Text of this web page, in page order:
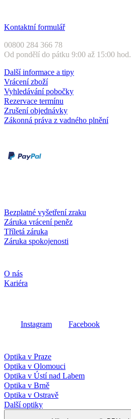
Kontaktní formulář
00800 284 366 78
Od pondělí do pátku 9:00 až 15:00 hod.
Další informace a tipy
Vrácení zboží
Vyhledávání pobočky
Rezervace termínu
Zrušení objednávky
Zákonná práva z vadného plnění
Bezplatné vyšetření zraku
Záruka vrácení peněz
Tříletá záruka
Záruka spokojenosti
O nás
Kariéra
Instagram Facebook
Optika v Praze
Optika v Olomouci
Optika v Ústí nad Labem
Optika v Brně
Optika v Ostravě
Další optiky